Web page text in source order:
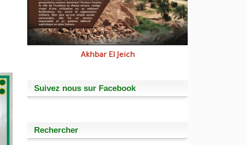
Akhbar El Jeich
Suivez nous sur Facebook
Rechercher